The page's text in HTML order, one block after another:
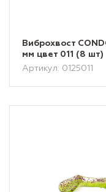
Виброхвост
мм цвет 011 (8 шт)
Артикул: 0125011